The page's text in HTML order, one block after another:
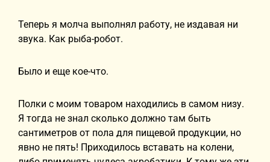
Теперь я молча выполнял работу, не издавая ни
звука. Как рыба-робот.
Было и еще кое-что.
Полки с моим товаром находились в самом низу.
Я тогда не знал сколько должно там быть
сантиметров от пола для пищевой продукции, но
явно не пять! Приходилось вставать на колени,